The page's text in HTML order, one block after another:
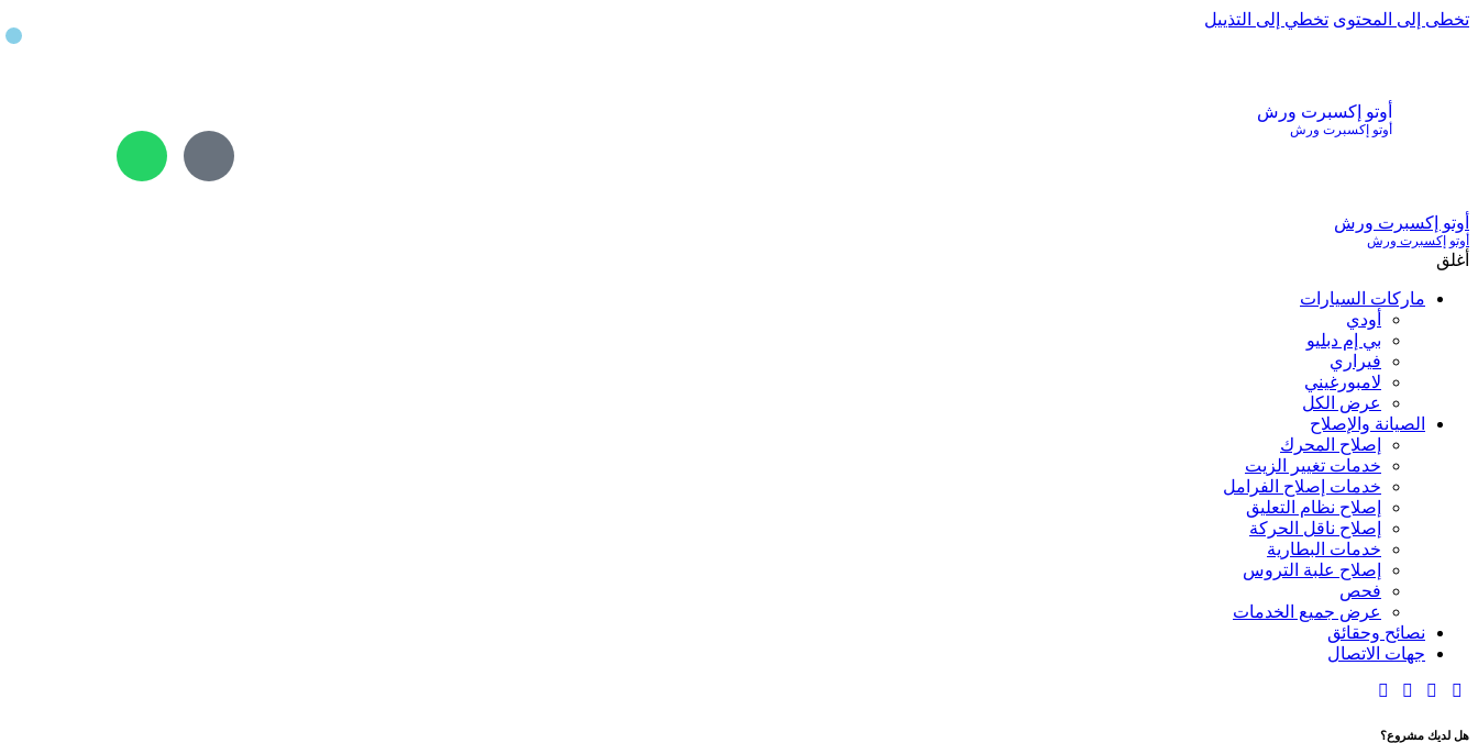
تخطى إلى المحتوى تخطي إلى التذييل
أوتو إكسبرت ورش
أوتو إكسبرت ورش
أوتو إكسبرت ورش
أوتو إكسبرت ورش
أغلق
ماركات السيارات
أودي
بي إم دبليو
فيراري
لامبورغيني
عرض الكل
الصيانة والإصلاح
إصلاح المحرك
خدمات تغيير الزيت
خدمات إصلاح الفرامل
إصلاح نظام التعليق
إصلاح ناقل الحركة
خدمات البطارية
إصلاح علبة التروس
فحص
عرض جميع الخدمات
نصائح وحقائق
جهات الاتصال
هل لديك مشروع؟